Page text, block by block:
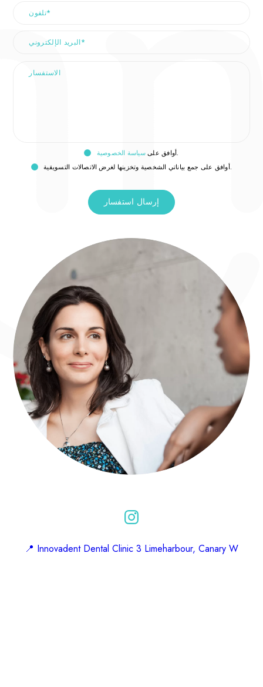
الموافقة
على
أوافق علىسياسة الخصوصية .
أوافق على جمع بياناتي الشخصية وتخزينها لغرض الاتصالات التسويقية.
📍 Innovadent Dental Clinic 3 Limeharbour, Canary W